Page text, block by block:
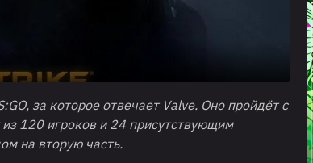
за которое отвечает Valve. Оно пройдёт с
120 игроков и 24 присутствующим
на вторую часть.